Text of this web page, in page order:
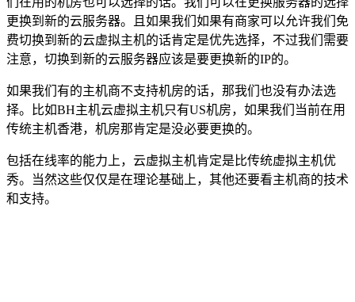
更换到新的云服务器。且如果我们如果有商家可以允许我们免
费切换到新的云虚拟主机的话肯定是优先选择，不过我们需要
注意，切换到新的云服务器应该是要更换新的IP的。
如果我们有的主机商不支持机房的话，那我们也没有办法选
择。比如BH主机云虚拟主机只有US机房，如果我们当前在用
传统主机香港，机房那肯定是没必要更换的。
包括在线率的能力上，云虚拟主机肯定是比传统虚拟主机优
秀。当然这些仅仅是在理论基础上，其他还要看主机商的技术
和支持。